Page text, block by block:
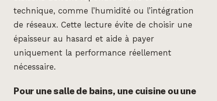
technique, comme l’humidité ou l’intégration
de réseaux. Cette lecture évite de choisir une
épaisseur au hasard et aide à payer
uniquement la performance réellement
nécessaire.
Pour une salle de bains, une cuisine ou une